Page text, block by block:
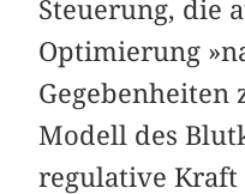
Steuerung, die
Optimierung
Gegebenheiten
Modell des
regulative Kraft